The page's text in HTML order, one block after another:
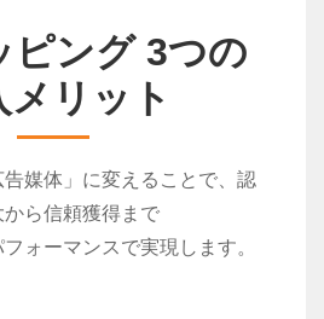
ピング 3つの
メリット
媒体」に変えることで、認
から信頼獲得まで
ォーマンスで実現します。